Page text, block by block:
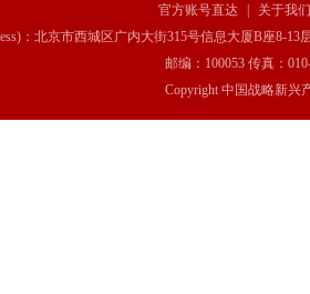
官方账号直达
关于我们
：北京市西城区广内大街315号信息大厦B座8-13
邮编：100053 传真：
Copyright 中国战略新兴